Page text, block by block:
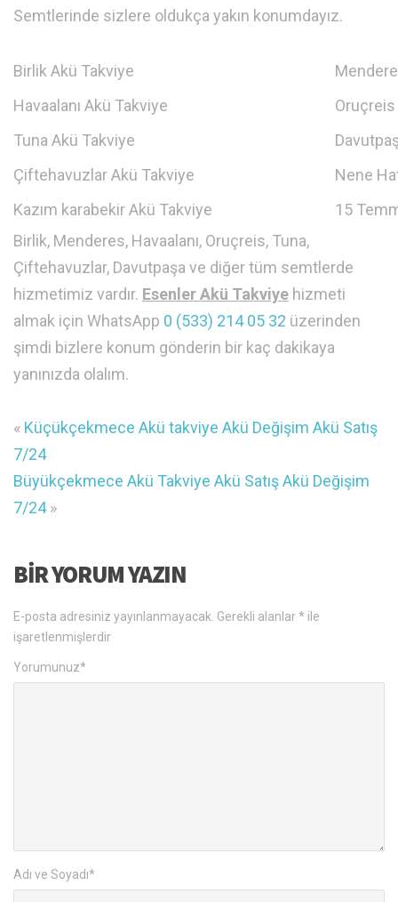
Semtlerinde sizlere oldukça yakın konumdayız.
Birlik Akü Takviye
Havaalanı Akü Takviye
Tuna Akü Takviye
Çiftehavuzlar Akü Takviye
Nene
Kazım karabekir Akü Takviye
15
Birlik, Menderes, Havaalanı, Oruçreis, Tuna,
Çiftehavuzlar, Davutpaşa ve diğer tüm semtlerde
hizmetimiz vardır. Esenler Akü Takviye hizmeti
almak için WhatsApp 0 (533) 214 05 32 üzerinden
şimdi bizlere konum gönderin bir kaç dakikaya
yanınızda olalım.
« Küçükçekmece Akü takviye Akü Değişim Akü Satış
7/24
Büyükçekmece Akü Takviye Akü Satış Akü Değişim
7/24»
BIR YORUM YAZIN
E-posta adresiniz yayınlanmayacak. Gerekli alanlar* ile
işaretlenmişlerdir
Yorumunuz*
Adı ve Soyadı*